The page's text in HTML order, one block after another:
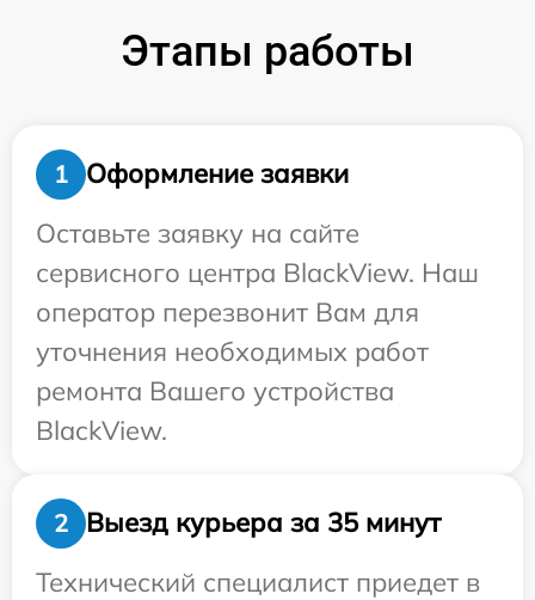
Этапы работы
1
Оформление заявки
Оставьте заявку на сайте
сервисного центра BlackView. Наш
оператор перезвонит Вам для
уточнения необходимых работ
ремонта Вашего устройства
BlackView.
2
Выезд курьера за 35 минут
Технический специалист приедет в